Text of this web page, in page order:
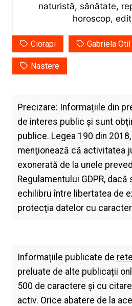
naturistă, sănătate,
horoscop,
Ciorapi Gabriela Otil
Nastere
Precizare: Informațiile din
de interes public și sunt
publice. Legea 190 din
menţionează că activitatea
exonerată de la unele
Regulamentului GDPR,
echilibru între libertatea de
protecţia datelor cu
Informațiile publicate de
preluate de alte publicații
500 de caractere și cu
activ. Orice abatere de la